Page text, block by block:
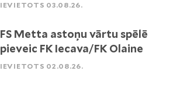
IEVIETOTS 03.08.26.
FS Metta astoņu vārtu spēlē
pieveic FK Iecava/FK Olaine
IEVIETOTS 02.08.26.